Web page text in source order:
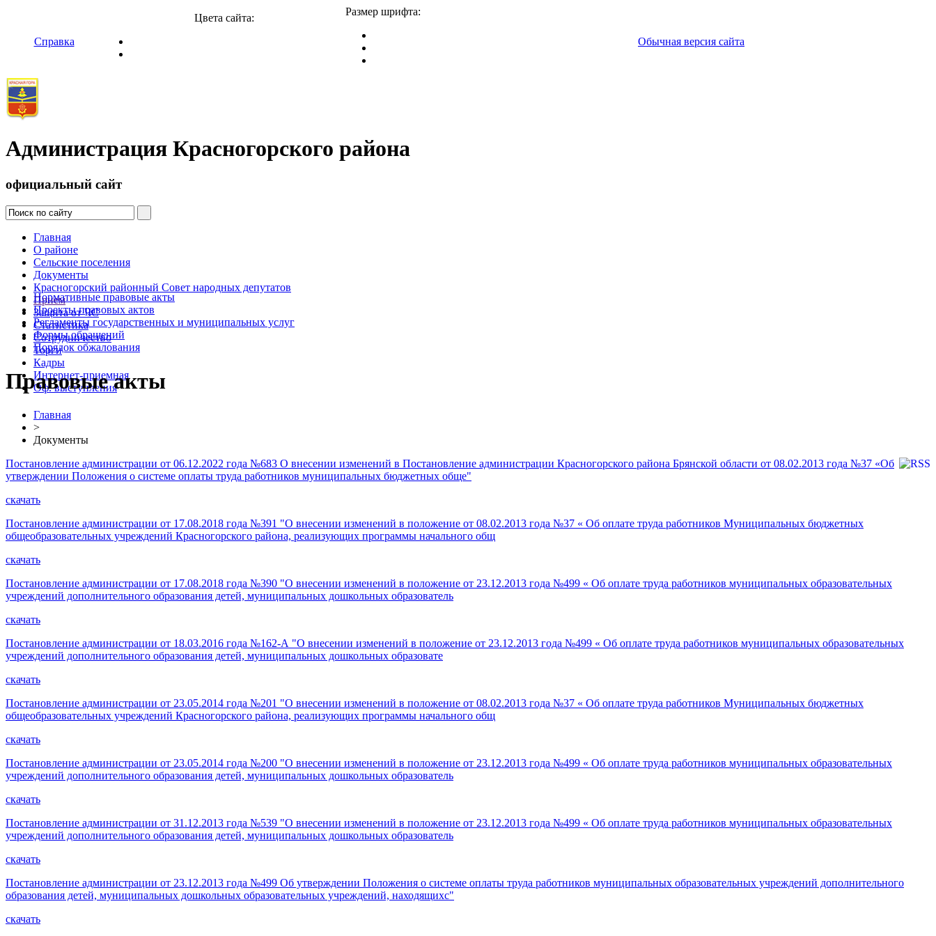
Справка
Цвета сайта:
Размер шрифта:
Обычная версия сайта
Администрация Красногорского района
официальный сайт
Главная
О районе
Сельские поселения
Документы
Красногорский районный Совет народных депутатов
Прием
Защита от ЧС
Статистика
Сотрудничество
Торги
Кадры
Интернет-приемная
Оф. выступления
Нормативные правовые акты
Проекты правовых актов
Регламенты государственных и муниципальных услуг
Формы обращений
Порядок обжалования
Правовые акты
Главная
>
Документы
Постановление администрации от 06.12.2022 года №683 О внесении изменений в Постановление администрации Красногорского района Брянской области от 08.02.2013 года №37 «Об
утверждении Положения о системе оплаты труда работников муниципальных бюджетных обще"
скачать
Постановление администрации от 17.08.2018 года №391 "О внесении изменений в положение от 08.02.2013 года №37 « Об оплате труда работников Муниципальных бюджетных
общеобразовательных учреждений Красногорского района, реализующих программы начального общ
скачать
Постановление администрации от 17.08.2018 года №390 "О внесении изменений в положение от 23.12.2013 года №499 « Об оплате труда работников муниципальных образовательных
учреждений дополнительного образования детей, муниципальных дошкольных образователь
скачать
Постановление администрации от 18.03.2016 года №162-А "О внесении изменений в положение от 23.12.2013 года №499 « Об оплате труда работников муниципальных образовательных
учреждений дополнительного образования детей, муниципальных дошкольных образовате
скачать
Постановление администрации от 23.05.2014 года №201 "О внесении изменений в положение от 08.02.2013 года №37 « Об оплате труда работников Муниципальных бюджетных
общеобразовательных учреждений Красногорского района, реализующих программы начального общ
скачать
Постановление администрации от 23.05.2014 года №200 "О внесении изменений в положение от 23.12.2013 года №499 « Об оплате труда работников муниципальных образовательных
учреждений дополнительного образования детей, муниципальных дошкольных образователь
скачать
Постановление администрации от 31.12.2013 года №539 "О внесении изменений в положение от 23.12.2013 года №499 « Об оплате труда работников муниципальных образовательных
учреждений дополнительного образования детей, муниципальных дошкольных образователь
скачать
Постановление администрации от 23.12.2013 года №499 Об утверждении Положения о системе оплаты труда работников муниципальных образовательных учреждений дополнительного
образования детей, муниципальных дошкольных образовательных учреждений, находящихс"
скачать